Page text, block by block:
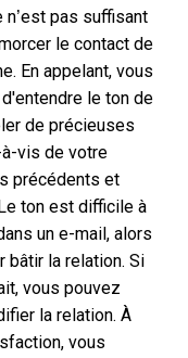
n’est pas suffisant
le contact de
En appelant, vous
le ton de
de précieuses
vis de votre
précédents et
ton est difficile à
un e-mail, alors
bâtir la relation. Si
vous pouvez
la relation. À
vous